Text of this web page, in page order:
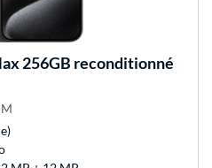
256GB reconditionné